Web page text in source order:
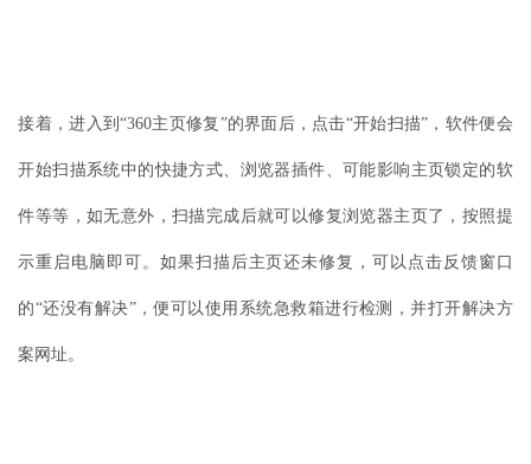
接着，进入到“360主页修复”的界面后，点击“开始扫描”，软件便会
开始扫描系统中的快捷方式、浏览器插件、可能影响主页锁定的软
件等等，如无意外，扫描完成后就可以修复浏览器主页了，按照提
示重启电脑即可。如果扫描后主页还未修复，可以点击反馈窗口
的“还没有解决”，便可以使用系统急救箱进行检测，并打开解决方
案网址。